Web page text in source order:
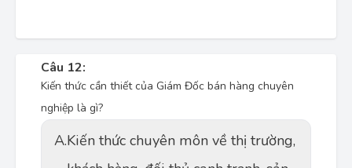
Câu 12:
Kiến thức cần thiết của Giám Đốc bán hàng chuyên
nghiệp là gì?
A.Kiến thức chuyên môn về thị trường,